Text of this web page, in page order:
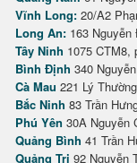
Vĩnh Long: 20/A2
Long An: 163
Tây Ninh 1075 CTM8,
Bình Định 340
Cà Mau 221 Lý
Bắc Ninh 83 Trần
Phú Yên 30A Nguyễn
Quảng Bình 41 Trần
Quảng Trị 92 Nguyễn